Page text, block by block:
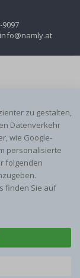
9097
info@namly.at
zu gestalten,
Datenverkehr
wie Google-
personalisierte
folgenden
finden Sie auf